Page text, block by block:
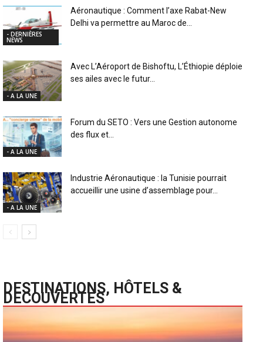
- DERNIÈRES
NEWS
Aéronautique : Comment l’axe Rabat-New
Delhi va permettre au Maroc de...
- A LA UNE
Avec L’Aéroport de Bishoftu, L’Éthiopie déploie
ses ailes avec le futur...
- A LA UNE
Forum du SETO : Vers une Gestion autonome
des flux et...
- A LA UNE
Industrie Aéronautique : la Tunisie pourrait
accueillir une usine d’assemblage pour...
DESTINATIONS, HÔTELS &
DECOUVERTES